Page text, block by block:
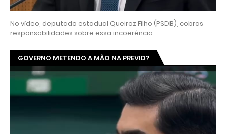
No vídeo, deputado estadual Queiroz Filho (PSDB), cobras
responsabilidades sobre essa incoerência
GOVERNO METENDO A MÃO NA PREVID?